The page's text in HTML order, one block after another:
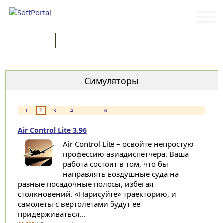
Симуляторы
1 2 3 4 ... 6
Air Control Lite 3.96
Air Control Lite – освойте непростую
профессию авиадиспетчера. Ваша
работа состоит в том, что бы
направлять воздушные суда на
разные посадочные полосы, избегая
столкновений. «Нарисуйте» траекторию, и
самолеты с вертолетами будут ее
придерживаться...